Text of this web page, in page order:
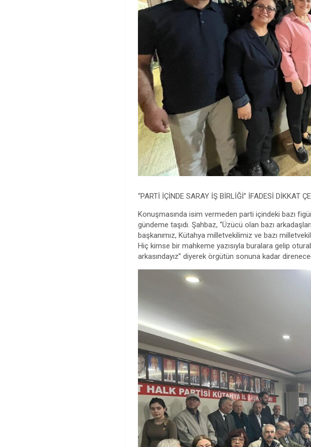
“PARTİ İÇİNDE SARAY İŞ BİRLİĞİ” İFADESİ DİKKAT
Konuşmasında isim vermeden parti içindeki bazı
gündeme taşıdı. Şahbaz, “Üzücü olan bazı
başkanımız, Kütahya milletvekilimiz ve bazı
Hiç kimse bir mahkeme yazısıyla buralara gelip
arkasındayız” diyerek örgütün sonuna kadar